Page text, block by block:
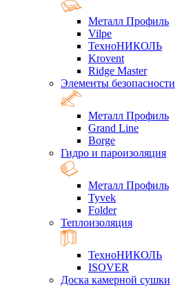
Металл Профиль
Vilpe
ТехноНИКОЛЬ
Krovent
Ridge Master
Элементы безопасности
Металл Профиль
Grand Line
Borge
Гидро и пароизоляция
Металл Профиль
Tyvek
Folder
Теплоизоляция
ТехноНИКОЛЬ
ISOVER
Доска камерной сушки